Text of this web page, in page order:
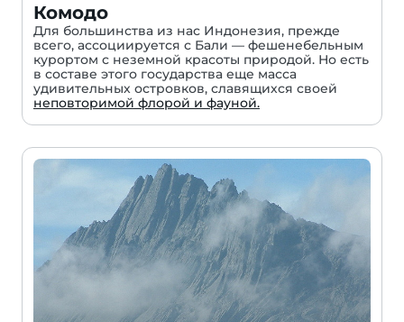
Комодо
Для большинства из нас Индонезия, прежде
всего, ассоциируется с Бали — фешенебельным
курортом с неземной красоты природой. Но есть
в составе этого государства еще масса
удивительных островков, славящихся своей
неповторимой флорой и фауной.